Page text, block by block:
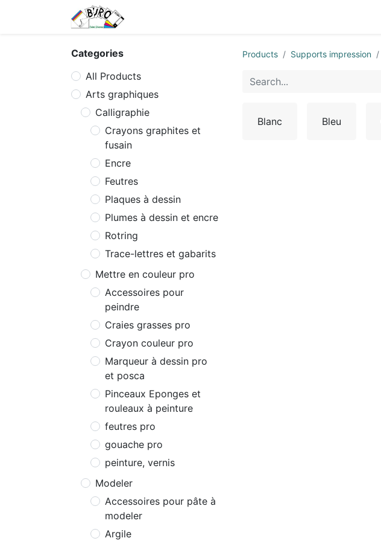
Categories
All Products
Arts graphiques
Calligraphie
Crayons graphites et
fusain
Encre
Feutres
Plaques à dessin
Plumes à dessin et encre
Rotring
Trace-lettres et gabarits
Mettre en couleur pro
Accessoires pour
peindre
Craies grasses pro
Crayon couleur pro
Marqueur à dessin pro
et posca
Pinceaux Eponges et
rouleaux à peinture
feutres pro
gouache pro
peinture, vernis
Modeler
Accessoires pour pâte à
modeler
Argile
Products Supports impression
Blanc Bleu